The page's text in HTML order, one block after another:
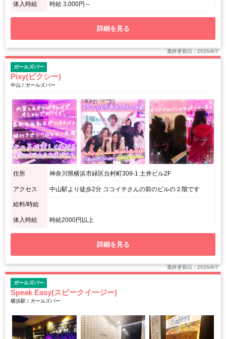
体入時給 時給 3,000円～
詳細を見る
最終更新日：2026/8/7
ガールズバー
Pixy(ピクシー)
中山 / ガールズバー
住所 神奈川県横浜市緑区台村町309-1 土井ビル2F
アクセス 中山駅より徒歩2分 ココイチさんの前のビルの２階です
給料/時給
体入時給 時給2000円以上
詳細を見る
最終更新日：2026/8/7
ガールズバー
Speak Easy(スピークイージー)
横浜駅 / ガールズバー